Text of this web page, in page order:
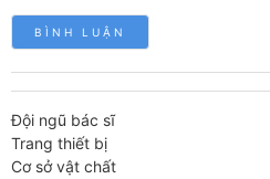
Đội ngũ bác sĩ
Trang thiết bị
Cơ sở vật chất